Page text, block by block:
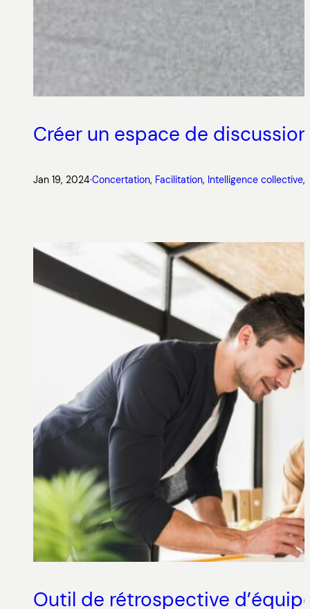
Créer un espace de
Jan 19, 2024·Concertation, Facilitation, Intelligence collective,
Outil de rétrospective